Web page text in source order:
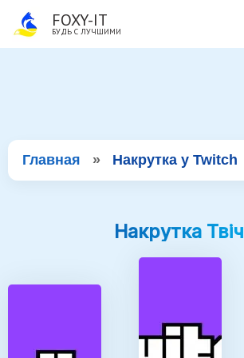
FOXY-IT
БУДЬ С ЛУЧШИМИ
Главная » Накрутка у Twitch
Накрутка Твіч